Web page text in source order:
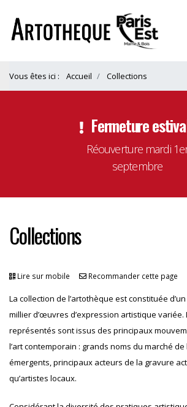
Vous êtes ici : Accueil Collections
Fermeture
Réouverture mardi
septembre
Collections
Lire sur mobile Recommander cette page
La collection de l’artothèque est constituée
millier d’œuvres d’expression artistique variée.
représentés sont issus des principaux
l’art contemporain : grands noms du marché de
émergents, principaux acteurs de la gravure
qu’artistes locaux.